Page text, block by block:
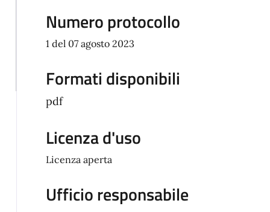
Numero protocollo
1 del 07 agosto 2023
Formati disponibili
pdf
Licenza d'uso
Licenza aperta
Ufficio responsabile